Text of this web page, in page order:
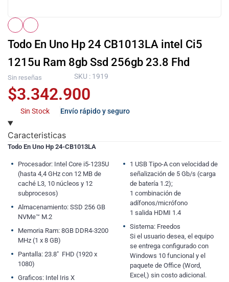
Todo En Uno Hp 24 CB1013LA intel Ci5
1215u Ram 8gb Ssd 256gb 23.8 Fhd
Sin reseñas SKU : 1919
$3.342.900
Sin Stock Envío rápido y seguro
Caracteristicas
Todo En Uno Hp 24-CB1013LA
Procesador: Intel Core i5-1235U
(hasta 4,4 GHz con 12 MB de
caché L3, 10 núcleos y 12
subprocesos)
Almacenamiento: SSD 256 GB
NVMe™ M.2
Memoria Ram: 8GB DDR4-3200
MHz (1 x 8 GB)
Pantalla: 23.8″ FHD (1920 x
1080)
Graficos: Intel Iris X
1 USB Tipo-A con velocidad de
señalización de 5 Gb/s (carga
de batería 1.2);
1 combinación de
adífonos/micrófono
1 salida HDMI 1.4
Sistema: Freedos
Si el usuario desea, el equipo
se entrega configurado con
Windows 10 funcional y el
paquete de Office (Word,
Excel,) sin costo adicional.